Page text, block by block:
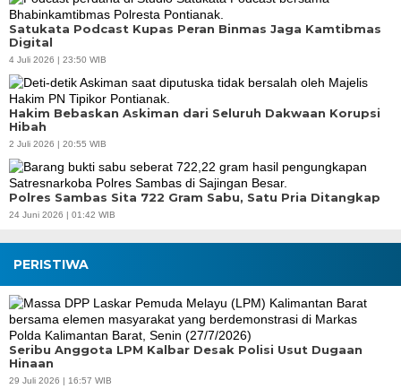
Satukata Podcast Kupas Peran Binmas Jaga Kamtibmas
Digital
4 Juli 2026 | 23:50 WIB
Hakim Bebaskan Askiman dari Seluruh Dakwaan Korupsi
Hibah
2 Juli 2026 | 20:55 WIB
Polres Sambas Sita 722 Gram Sabu, Satu Pria Ditangkap
24 Juni 2026 | 01:42 WIB
PERISTIWA
Seribu Anggota LPM Kalbar Desak Polisi Usut Dugaan
Hinaan
29 Juli 2026 | 16:57 WIB